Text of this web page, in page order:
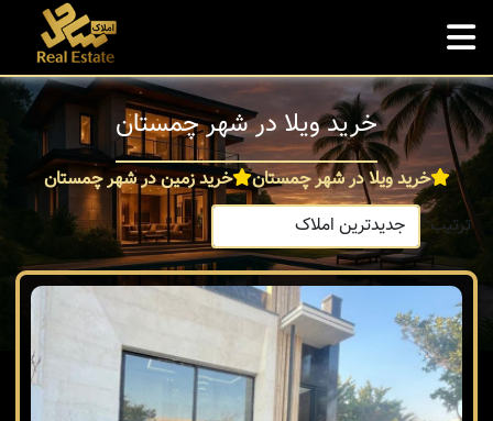
خرید ویلا در شهر چمستان
خرید ویلا در شهر چمستان
خرید زمین در شهر چمستان
ترتیب: